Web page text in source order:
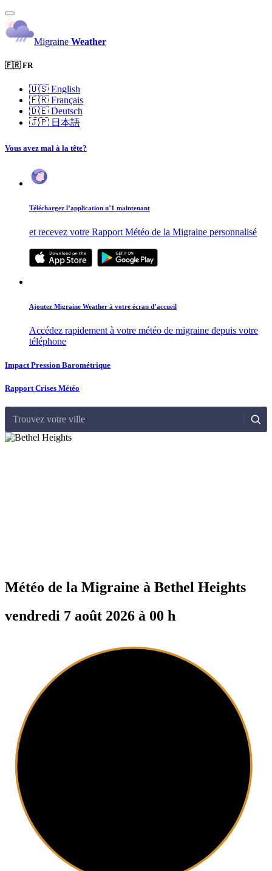
Migraine Weather
🇫🇷 FR
🇺🇸 English
🇫🇷 Français
🇩🇪 Deutsch
🇯🇵 日本語
Vous avez mal à la tête?
Téléchargez l’application n°1 maintenant
et recevez votre Rapport Météo de la Migraine personnalisé
Ajoutez Migraine Weather à votre écran d’accueil
Accédez rapidement à votre météo de migraine depuis votre
téléphone
Impact Pression Barométrique
Rapport Crises Météo
Trouvez votre ville
Météo de la Migraine à Bethel Heights
vendredi 7 août 2026 à 00 h